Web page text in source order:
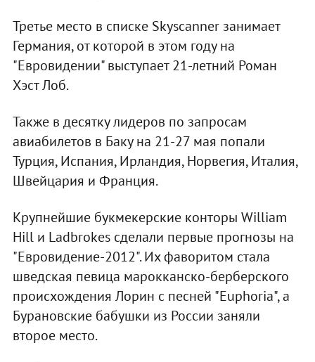
Третье место в списке Skyscanner занимает
Германия, от которой в этом году на
"Евровидении" выступает 21-летний Роман
Хэст Лоб.
Также в десятку лидеров по запросам
авиабилетов в Баку на 21-27 мая попали
Турция, Испания, Ирландия, Норвегия, Италия,
Швейцария и Франция.
Крупнейшие букмекерские конторы William
Hill и Ladbrokes сделали первые прогнозы на
"Евровидение-2012". Их фаворитом стала
шведская певица марокканско-берберского
происхождения Лорин с песней "Euphoria", а
Бурановские бабушки из России заняли
второе место.